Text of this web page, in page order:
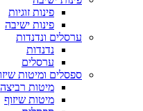
פינות זוגיות
פינות ישיבה
ערסלים ונדנדות
נדנדות
ערסלים
ספסלים ומיטות
מיטות רביצה
מיטות שיזוף